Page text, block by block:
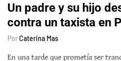
Un padre y su hijo
contra un taxista en
PorCaterina Mas
En una tarde que prometía ser